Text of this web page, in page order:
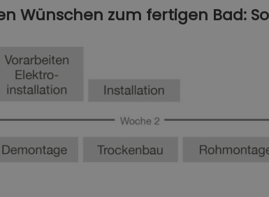
Wünschen zum fertigen Bad: